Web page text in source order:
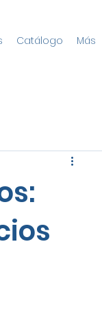
Catálogo Más